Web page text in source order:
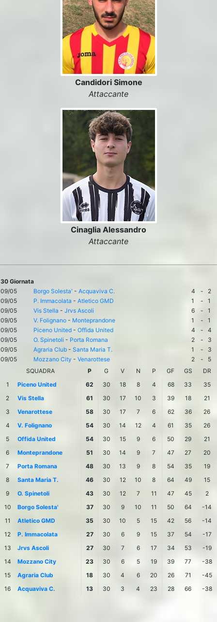
Candidori Simone
Attaccante
Cinaglia Alessandro
Attaccante
30 Giornata
09/05
Borgo Solesta' - Acquaviva C. 4 -
2
09/05
P. Immacolata - Atletico GMD 1 -
1
09/05
Vis Stella - Jrvs Ascoli 6 -
1
09/05
V. Folignano - Monteprandone 1 -
1
09/05
Piceno United - Offida United 4 -
4
09/05
O. Spinetoli - Porta Romana 2 -
3
09/05
Agraria Club - Santa Maria T. 1 -
3
09/05
Mozzano City - Venarottese 2 -
5
SQUADRA
P G V N P GF GS
DR
1
Piceno United 62 30 18 8 4 68 33
35
2
Vis Stella 61 30 17 10 3 39 18
21
3
Venarottese 58 30 17 7 6 62 36
26
4
V. Folignano 54 30 14 12 4 61 35
26
5
Offida United 54 30 15 9 6 50 29
21
6
Monteprandone 51 30 14 9 7 47 27
20
7
Porta Romana 48 30 13 9 8 54 35
19
8
Santa Maria T. 46 30 12 10 8 64 49
15
9
O. Spinetoli 43 30 12 7 11 47 45
2
10
Borgo Solesta' 37 30 9 10 11 50 64
-14
11
Atletico GMD 35 30 10 5 15 42 56
-14
12
P. Immacolata 27 30 6 9 15 37 54
-17
13
Jrvs Ascoli 27 30 7 6 17 34 53
-19
14
Mozzano City 23 30 6 5 19 39 77
-38
15
Agraria Club 18 30 4 6 20 26 71
-45
16
Acquaviva C. 13 30 3 4 23 28 66 -38